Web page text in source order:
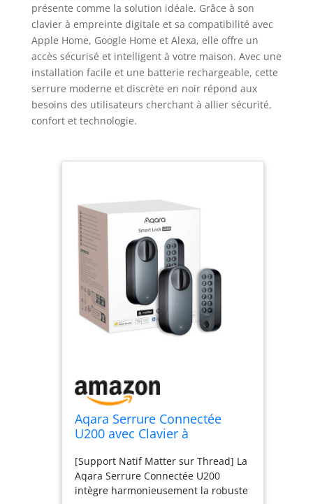
présente comme la solution idéale. Grâce à son
clavier à empreinte digitale et sa compatibilité avec
Apple Home, Google Home et Alexa, elle offre un
accès sécurisé et intelligent à votre maison. Avec une
installation facile et une batterie rechargeable, cette
serrure moderne et discrète en noir répond aux
besoins des utilisateurs cherchant à allier sécurité,
confort et technologie.
Aqara Serrure Connectée
U200 avec Clavier à
[Support Natif Matter sur Thread] La
Aqara Serrure Connectée U200
intègre harmonieusement la robuste